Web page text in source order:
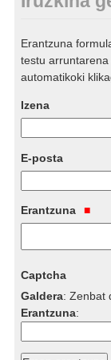
Erantzuna
testu
automatikoki
Izena
E-posta
Erantzuna
Captcha
Galdera:Zenbat
Erantzuna: